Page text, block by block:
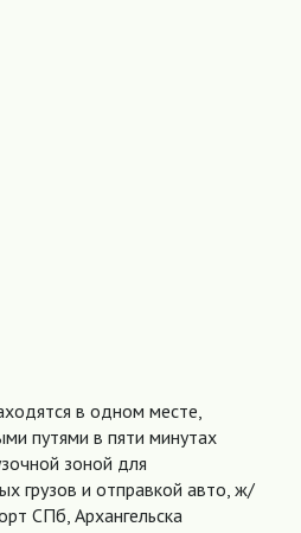
в одном месте,
путями в пяти минутах
зоной для
грузов и отправкой авто, ж/
СПб, Архангельска